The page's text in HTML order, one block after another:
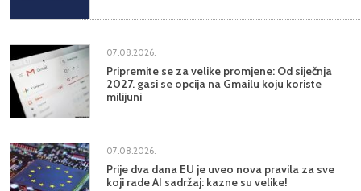
07.08.2026.
Pripremite se za velike promjene: Od siječnja
2027. gasi se opcija na Gmailu koju koriste
milijuni
07.08.2026.
Prije dva dana EU je uveo nova pravila za sve
koji rade AI sadržaj: kazne su velike!